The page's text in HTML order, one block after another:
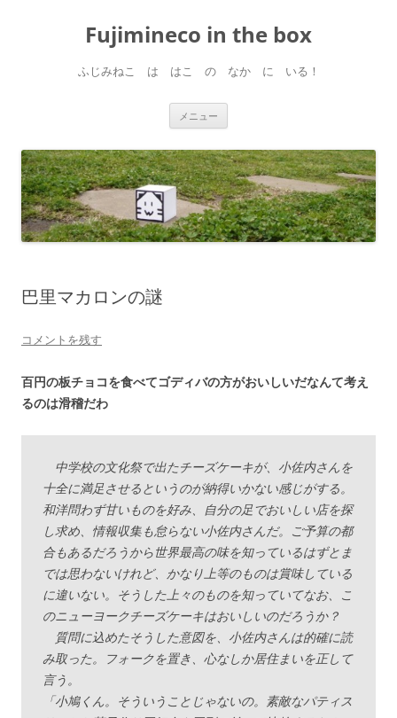
Fujimineco in the box
ふじみねこ は はこ の なか に いる！
メニュー
巴里マカロンの謎
コメントを残す
百円の板チョコを食べてゴディバの方がおいしいだなんて考え
るのは滑稽だわ
中学校の文化祭で出たチーズケーキが、小佐内さんを
十全に満足させるというのが納得いかない感じがする。
和洋問わず甘いものを好み、自分の足でおいしい店を探
し求め、情報収集も怠らない小佐内さんだ。ご予算の都
合もあるだろうから世界最高の味を知っているはずとま
では思わないけれど、かなり上等のものは賞味している
に違いない。そうした上々のものを知っていてなお、こ
のニューヨークチーズケーキはおいしいのだろうか？
質問に込めたそうした意図を、小佐内さんは的確に読
み取った。フォークを置き、心なしか居住まいを正して
言う。
「小鳩くん。そういうことじゃないの。素敵なパティス